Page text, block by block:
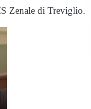
Zenale di Treviglio.